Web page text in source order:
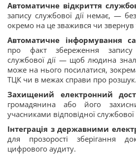
Автоматичне відкриття
запису службової дії немає, —
окремо на це зважився чи звернув
Автоматичне інформування
про факт збереження запису
службової дії — щоб людина
може на нього посилатися,
ТЦК чи в межах справи про розшук.
Захищений електронний
громадянина або його
учасниками відповідної службової
Інтеграція з державними
для прозорості зберігання
цифрового аудиту.